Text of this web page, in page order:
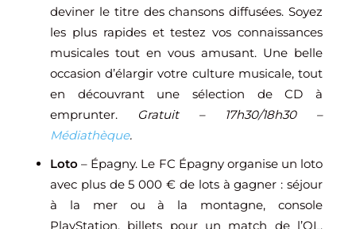
deviner le titre des chansons diffusées. Soyez
les plus rapides et testez vos connaissances
musicales tout en vous amusant. Une belle
occasion d’élargir votre culture musicale, tout
en découvrant une sélection de CD à
emprunter.
Gratuit – 17h30/18h30 –
Médiathèque.
Loto – Épagny. Le FC Épagny organise un loto
avec plus de 5 000 € de lots à gagner : séjour
à la mer ou à la montagne, console
PlayStation, billets pour un match de l’OL,